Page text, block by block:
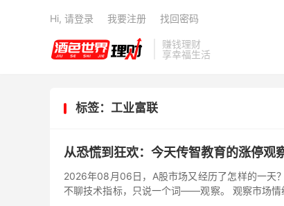
赚钱理财
享幸福生活
Hi, 请登录 我要注册 找回密码
标签：工业富联
从恐慌到狂欢：今天传智教育的涨停观
2026年08月06日，A股市场又经历了怎样的一天
不聊技术指标，只说一个词——观察。 观察市场情